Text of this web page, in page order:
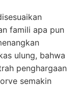
famili apa pun
ulung, bahwa
penghargaan
semakin